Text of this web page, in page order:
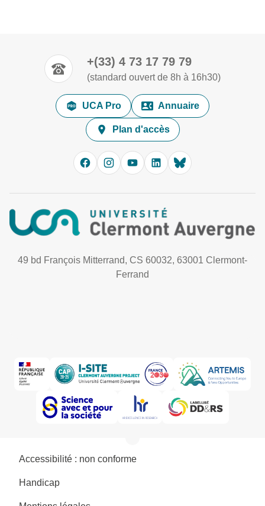
+(33) 4 73 17 79 79
(standard ouvert de 8h à 16h30)
UCA Pro Annuaire
Plan d'accès
49 bd François Mitterrand, CS 60032, 63001 Clermont-
Ferrand
Accessibilité : non conforme
Handicap